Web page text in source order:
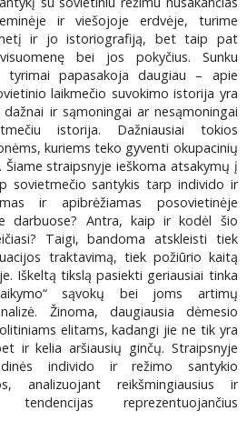
ir viešojoje erdvėje, turime
ir jo istoriografiją, bet taip pat
bei jos pokyčius. Sunku
papasakoja daugiau – apie
laikmečio suvokimo istorija yra
ir sąmoningai ar nesąmoningai
istorija. Dažniausiai tokios
kuriems teko gyventi okupacinių
straipsnyje ieškoma atsakymų į
sovietmečio santykis tarp individo ir
ir apibrėžiamas posovietinėje
darbuose? Antra, kaip ir kodėl šio
Taigi, bandoma atskleisti tiek
traktavimą, tiek požiūrio kaitą
Iškeltą tikslą pasiekti geriausiai tinka
sąvokų bei joms artimų
Žinoma, daugiausia dėmesio
elitams, kadangi jie ne tik yra
ir kelia aršiausių ginčų. Straipsnyje
individo ir režimo santykio
analizuojant reikšmingiausius ir
reprezentuojančius